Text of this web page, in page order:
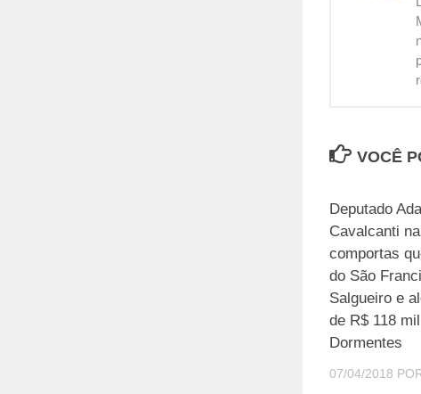
VOCÊ
Deputado
Cavalcanti
comportas
do São
Salgueiro e
de R$ 118
Dormentes
07/04/2018